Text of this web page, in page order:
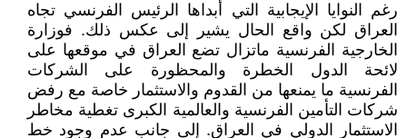
رغم النوايا الإيجابية التي أبداها الرئيس الفرنسي تجاه
العراق لكن واقع الحال يشير إلى عكس ذلك. فوزارة
الخارجية الفرنسية ماتزال تضع العراق في موقعها على
لائحة الدول الخطرة والمحظورة على الشركات
الفرنسية ما يمنعها من القدوم والاستثمار خاصة مع رفض
شركات التأمين الفرنسية والعالمية الكبرى تغطية مخاطر
الاستثمار الدولي في العراق. إلى جانب عدم وجود خط